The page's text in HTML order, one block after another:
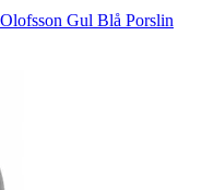
Gul Blå Porslin